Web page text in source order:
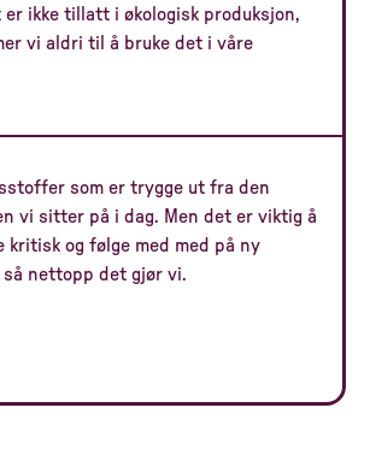
ikke tillatt i økologisk produksjon,
vi aldri til å bruke det i våre
som er trygge ut fra den
vi sitter på i dag. Men det er viktig å
og følge med med på ny
så nettopp det gjør vi.